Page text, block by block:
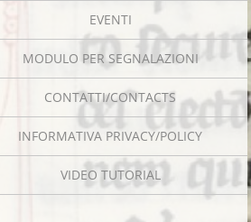
EVENTI
MODULO PER SEGNALAZIONI
CONTATTI/CONTACTS
INFORMATIVA PRIVACY/POLICY
VIDEO TUTORIAL